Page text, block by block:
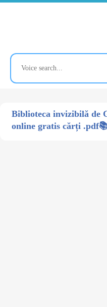
Biblioteca invizibilă de
online gratis cărți